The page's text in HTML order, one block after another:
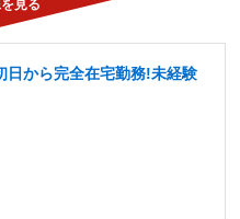
から完全在宅勤務!未経験